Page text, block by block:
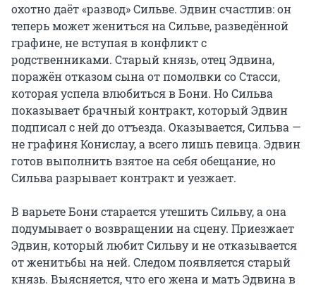
охотно даёт «развод» Сильве. Эдвин счастлив: он
теперь может жениться на Сильве, разведённой
графине, не вступая в конфликт с
родственниками. Старый князь, отец Эдвина,
поражён отказом сына от помолвки со Стасси,
которая успела влюбиться в Бони. Но Сильва
показывает брачный контракт, который Эдвин
подписал с ней до отъезда. Оказывается, Сильва —
не графиня Конислау, а всего лишь певица. Эдвин
готов выполнить взятое на себя обещание, но
Сильва разрывает контракт и уезжает.
В варьете Бони старается утешить Сильву, а она
подумывает о возвращении на сцену. Приезжает
Эдвин, который любит Сильву и не отказывается
от женитьбы на ней. Следом появляется старый
князь. Выясняется, что его жена и мать Эдвина в